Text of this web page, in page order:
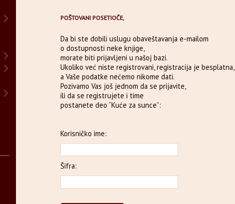
POŠTOVANI POSETIOČE,
Da bi ste dobili uslugu obaveštavanja e-mailom
o dostupnosti neke knjige,
morate biti prijavljeni u našoj bazi.
Ukoliko već niste registrovani, registracija je besplatna,
a Vaše podatke nećemo nikome dati.
Pozivamo Vas još jednom da se prijavite,
ili da se registrujete i time
postanete deo “Kuće za sunce”:
Korisničko ime:
Šifra: